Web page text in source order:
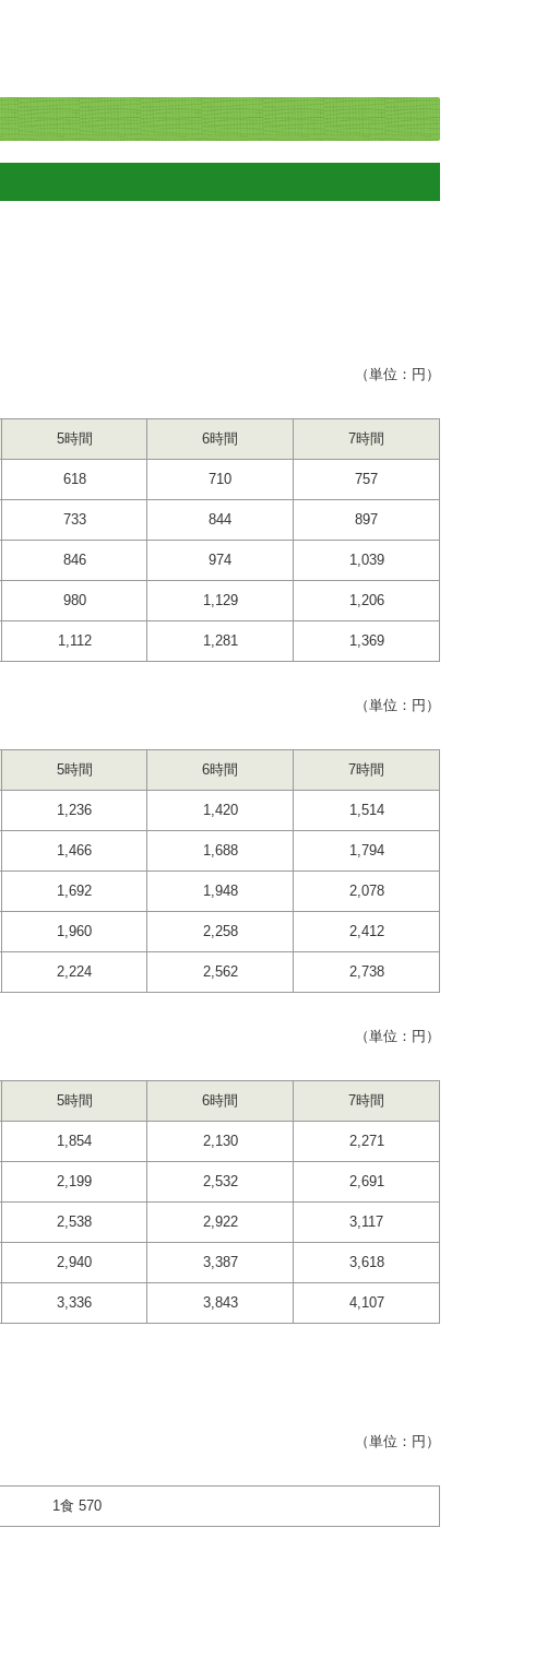
（単位：円）
5時間 6時間 7時間
618 710 757
733 844 897
846 974 1,039
980 1,129 1,206
1,112 1,281 1,369
（単位：円）
5時間 6時間 7時間
1,236 1,420 1,514
1,466 1,688 1,794
1,692 1,948 2,078
1,960 2,258 2,412
2,224 2,562 2,738
（単位：円）
5時間 6時間 7時間
1,854 2,130 2,271
2,199 2,532 2,691
2,538 2,922 3,117
2,940 3,387 3,618
3,336 3,843 4,107
（単位：円）
1食 570